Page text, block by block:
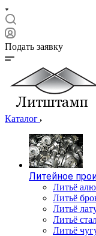
Подать заявку
Каталог
Литейное
Литьё
Литьё
Литьё
Литьё
Литьё